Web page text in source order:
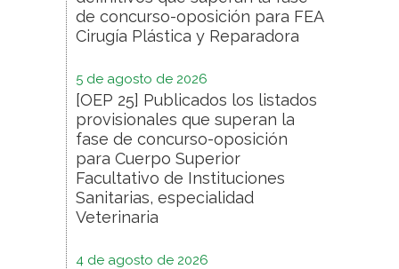
de concurso-oposición para FEA
Cirugía Plástica y Reparadora
5 de agosto de 2026
[OEP 25] Publicados los listados
provisionales que superan la
fase de concurso-oposición
para Cuerpo Superior
Facultativo de Instituciones
Sanitarias, especialidad
Veterinaria
4 de agosto de 2026